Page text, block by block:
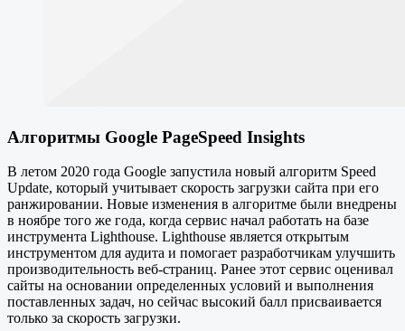
Алгоритмы Google PageSpeed Insights
В летом 2020 года Google запустила новый алгоритм Speed
Update, который учитывает скорость загрузки сайта при его
ранжировании. Новые изменения в алгоритме были внедрены
в ноябре того же года, когда сервис начал работать на базе
инструмента Lighthouse. Lighthouse является открытым
инструментом для аудита и помогает разработчикам улучшить
производительность веб-страниц. Ранее этот сервис оценивал
сайты на основании определенных условий и выполнения
поставленных задач, но сейчас высокий балл присваивается
только за скорость загрузки.